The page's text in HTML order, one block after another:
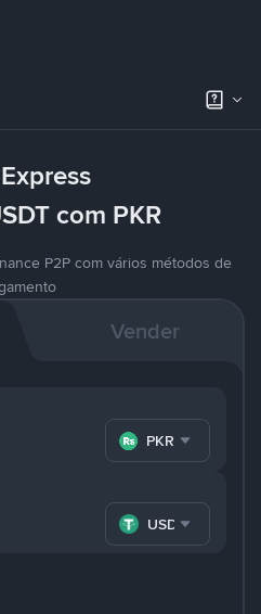
com PKR
P2P com vários métodos de
Vender
PKR
USDT